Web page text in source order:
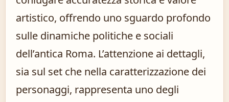
artistico, offrendo uno sguardo profondo
sulle dinamiche politiche e sociali
dell’antica Roma. L’attenzione ai dettagli,
sia sul set che nella caratterizzazione dei
personaggi, rappresenta uno degli